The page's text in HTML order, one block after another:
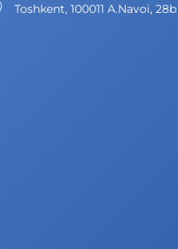
Toshkent, 100011 A.Navoi, 28b